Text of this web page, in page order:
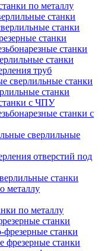
по металлу
станки
станки
станки
станки
станки
труб
сверлильные станки
станки
с ЧПУ
станки с
сверлильные
отверстий под
станки
металлу
по металлу
станки
фрезерные станки
фрезерные станки